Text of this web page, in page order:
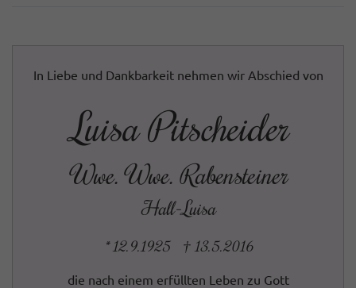
In Liebe und Dankbarkeit nehmen wir Abschied von
Luisa Pitscheider
Wwe. Wwe. Rabensteiner
Hall-Luisa
* 12.9.1925 † 13.5.2016
die nach einem erfüllten Leben zu Gott